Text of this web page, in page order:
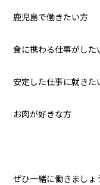
鹿児島で働きたい方
食に携わる仕事がした
安定した仕事に就きた
お肉が好きな方
ぜひ一緒に働きましょ